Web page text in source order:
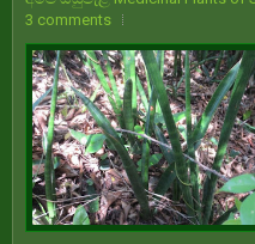
3 comments